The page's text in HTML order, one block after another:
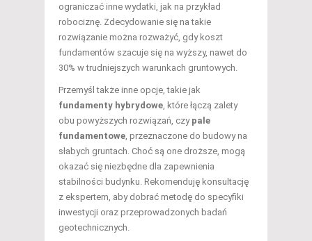
ograniczać inne wydatki, jak na przykład
robociznę. Zdecydowanie się na takie
rozwiązanie można rozważyć, gdy koszt
fundamentów szacuje się na wyższy, nawet do
30% w trudniejszych warunkach gruntowych.
Przemyśl także inne opcje, takie jak
fundamenty hybrydowe , które łączą zalety
obu powyższych rozwiązań, czy pale
fundamentowe , przeznaczone do budowy na
słabych gruntach. Choć są one droższe, mogą
okazać się niezbędne dla zapewnienia
stabilności budynku. Rekomenduję konsultację
z ekspertem, aby dobrać metodę do specyfiki
inwestycji oraz przeprowadzonych badań
geotechnicznych.